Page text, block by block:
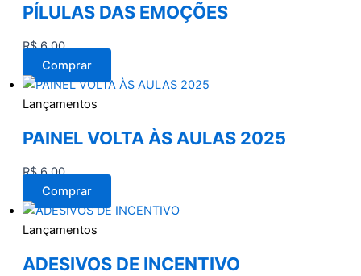
PÍLULAS DAS EMOÇÕES
R$6,00
Comprar
Lançamentos
PAINEL VOLTA ÀS AULAS 2025
R$6,00
Comprar
Lançamentos
ADESIVOS DE INCENTIVO